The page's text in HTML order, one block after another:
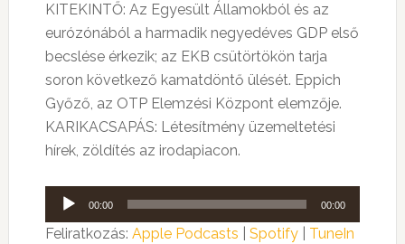
KITEKINTŐ: Az Egyesült Államokból és az
eurózónából a harmadik negyedéves GDP első
becslése érkezik; az EKB csütörtökön tarja
soron következő kamatdöntő ülését. Eppich
Győző, az OTP Elemzési Központ elemzője.
KARIKACSAPÁS: Létesítmény üzemeltetési
hírek, zöldítés az irodapiacon.
Audió
lejátszó
00:00 00:00
Feliratkozás: Apple Podcasts Spotify| TuneIn